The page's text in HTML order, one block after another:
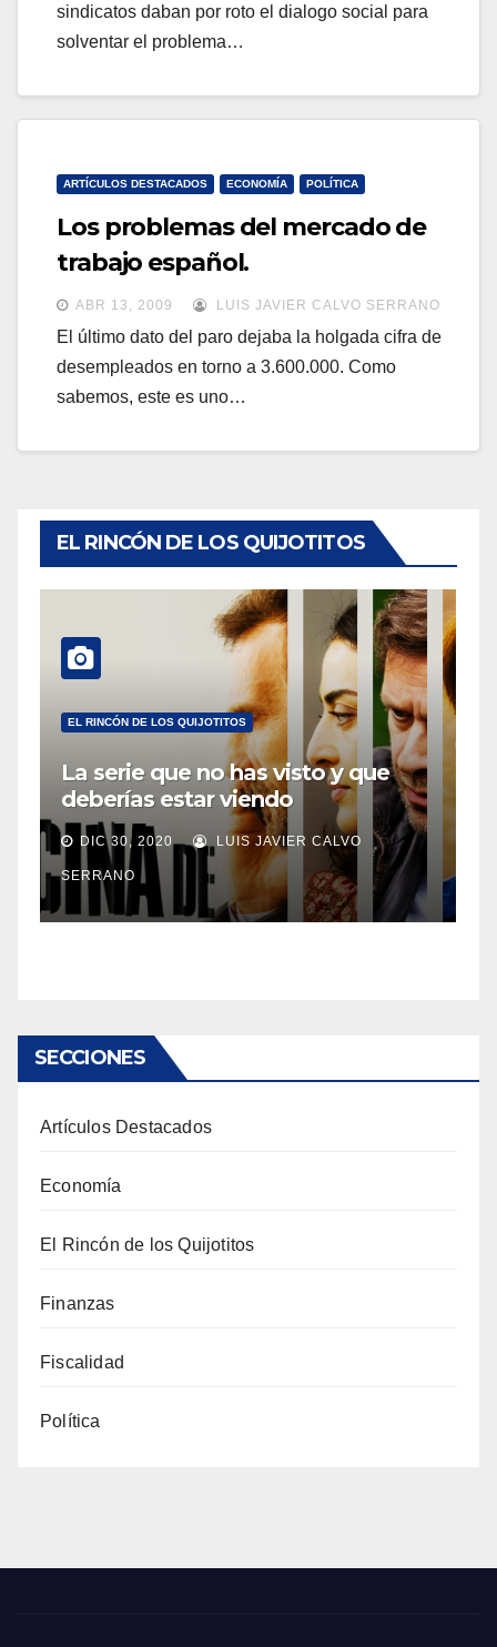
sindicatos daban por roto el dialogo social para
solventar el problema…
ARTÍCULOS DESTACADOS ECONOMÍA POLÍTICA
Los problemas del mercado de
trabajo español.
ABR 13, 2009 LUIS JAVIER CALVO SERRANO
El último dato del paro dejaba la holgada cifra de
desempleados en torno a 3.600.000. Como
sabemos, este es uno…
EL RINCÓN DE LOS QUIJOTITOS
EL RINCÓN DE LOS QUIJOTITOS
La serie que no has visto y que
deberías estar viendo
DIC 30, 2020 LUIS JAVIER CALVO
SERRANO
SECCIONES
Artículos Destacados
Economía
El Rincón de los Quijotitos
Finanzas
Fiscalidad
Política